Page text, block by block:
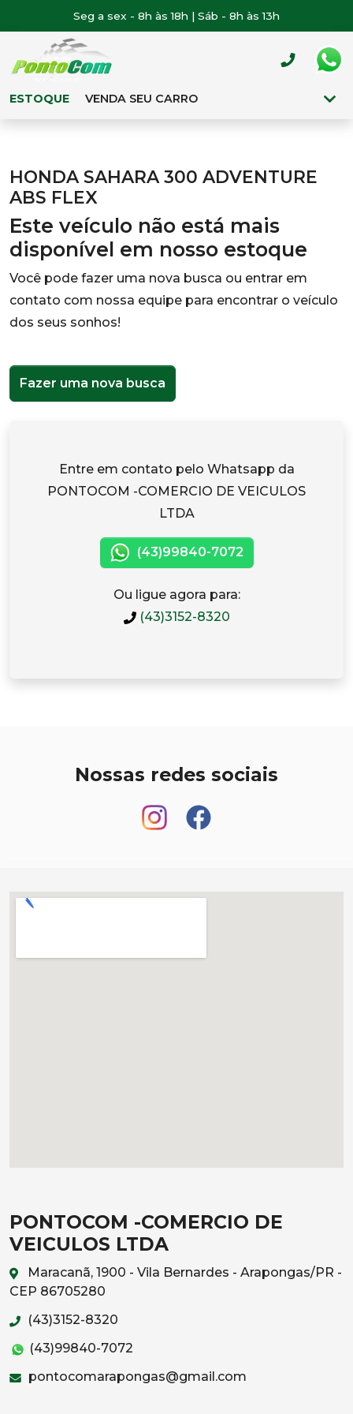
Seg a sex - 8h às 18h | Sáb - 8h às 13h
ESTOQUE VENDA SEU CARRO
HONDA SAHARA 300 ADVENTURE
ABS FLEX
Este veículo não está mais
disponível em nosso estoque
Você pode fazer uma nova busca ou entrar em
contato com nossa equipe para encontrar o veículo
dos seus sonhos!
Fazer uma nova busca
Entre em contato pelo Whatsapp da
PONTOCOM -COMERCIO DE VEICULOS
LTDA
(43)99840-7072
Ou ligue agora para:
(43)3152-8320
Nossas redes sociais
PONTOCOM -COMERCIO DE
VEICULOS LTDA
Maracanã, 1900 - Vila Bernardes - Arapongas/PR -
CEP 86705280
(43)3152-8320
(43)99840-7072
pontocomarapongas@gmail.com